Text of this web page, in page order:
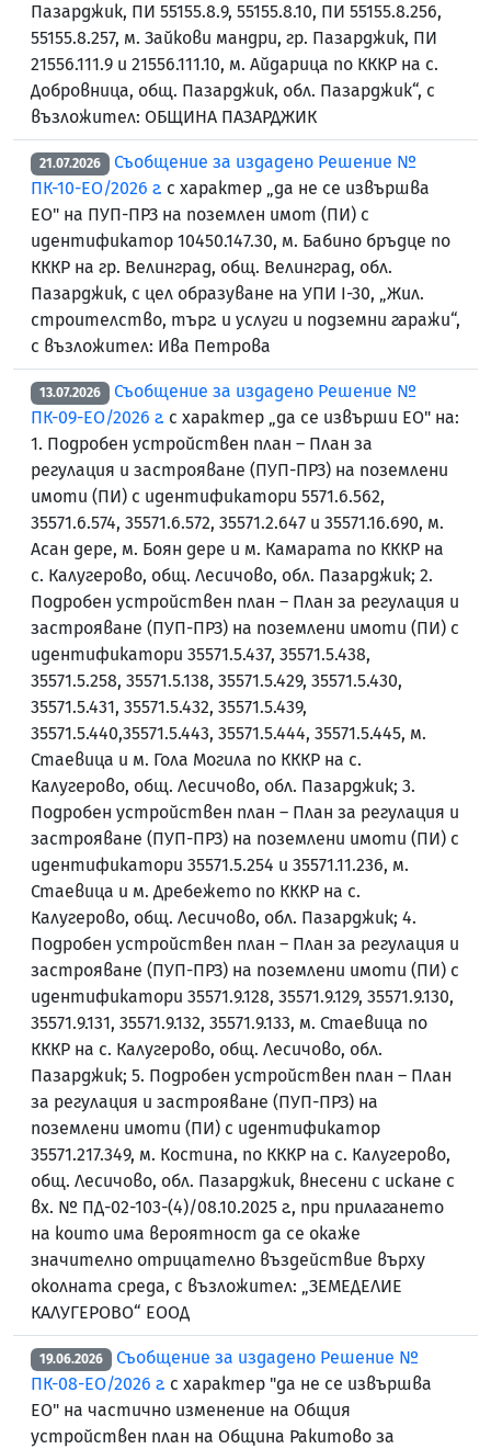
Пазарджик, ПИ 55155.8.9, 55155.8.10, ПИ 55155.8.256,
55155.8.257, м. Зайкови мандри, гр. Пазарджик, ПИ
21556.111.9 и 21556.111.10, м. Айдарица по КККР на с.
Добровница, общ. Пазарджик, обл. Пазарджик“, с
възложител: ОБЩИНА ПАЗАРДЖИК
21.07.2026
Съобщение за издадено Решение №
ПК-10-ЕО/2026 г. с характер „да не се извършва
ЕО" на ПУП-ПРЗ на поземлен имот (ПИ) с
идентификатор 10450.147.30, м. Бабино бръдце по
КККР на гр. Велинград, общ. Велинград, обл.
Пазарджик, с цел образуване на УПИ I-30, „Жил.
строителство, търг. и услуги и подземни гаражи“,
с възложител: Ива Петрова
13.07.2026
Съобщение за издадено Решение №
ПК-09-ЕО/2026 г. с характер „да се извърши ЕО" на:
1. Подробен устройствен план – План за
регулация и застрояване (ПУП-ПРЗ) на поземлени
имоти (ПИ) с идентификатори 5571.6.562,
35571.6.574, 35571.6.572, 35571.2.647 и 35571.16.690, м.
Асан дере, м. Боян дере и м. Камарата по КККР на
с. Калугерово, общ. Лесичово, обл. Пазарджик; 2.
Подробен устройствен план – План за регулация и
застрояване (ПУП-ПРЗ) на поземлени имоти (ПИ) с
идентификатори 35571.5.437, 35571.5.438,
35571.5.258, 35571.5.138, 35571.5.429, 35571.5.430,
35571.5.431, 35571.5.432, 35571.5.439,
35571.5.440,35571.5.443, 35571.5.444, 35571.5.445, м.
Стаевица и м. Гола Могила по КККР на с.
Калугерово, общ. Лесичово, обл. Пазарджик; 3.
Подробен устройствен план – План за регулация и
застрояване (ПУП-ПРЗ) на поземлени имоти (ПИ) с
идентификатори 35571.5.254 и 35571.11.236, м.
Стаевица и м. Дребежето по КККР на с.
Калугерово, общ. Лесичово, обл. Пазарджик; 4.
Подробен устройствен план – План за регулация и
застрояване (ПУП-ПРЗ) на поземлени имоти (ПИ) с
идентификатори 35571.9.128, 35571.9.129, 35571.9.130,
35571.9.131, 35571.9.132, 35571.9.133, м. Стаевица по
КККР на с. Калугерово, общ. Лесичово, обл.
Пазарджик; 5. Подробен устройствен план – План
за регулация и застрояване (ПУП-ПРЗ) на
поземлени имоти (ПИ) с идентификатор
35571.217.349, м. Костина, по КККР на с. Калугерово,
общ. Лесичово, обл. Пазарджик, внесени с искане с
вх. № ПД-02-103-(4)/08.10.2025 г., при прилагането
на които има вероятност да се окаже
значително отрицателно въздействие върху
околната среда, с възложител: „ЗЕМЕДЕЛИЕ
КАЛУГЕРОВО“ ЕООД
19.06.2026
Съобщение за издадено Решение №
ПК-08-ЕО/2026 г. с характер "да не се извършва
ЕО" на частично изменение на Общия
устройствен план на Община Ракитово за